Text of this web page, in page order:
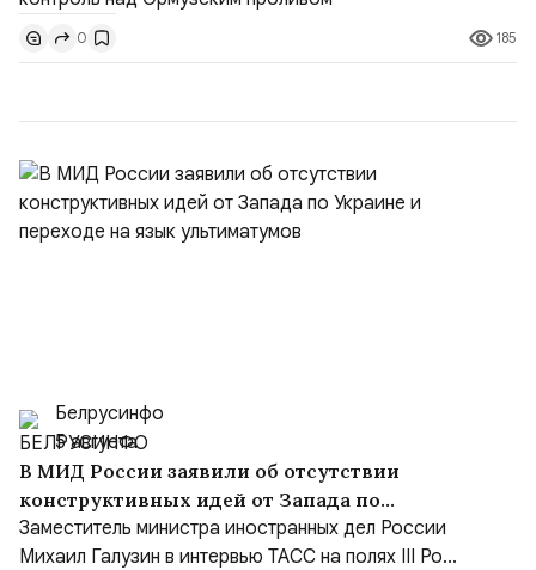
доли контроля (75 на 25). Было: Ранее Иран и Оман
контролировали пролив на паритетных началах —
50/50. Стало: Новое соглашение закрепляет за
0 185
Белрусинфо
5 августа
В МИД России заявили об отсутствии
конструктивных идей от Запада по
Украине и переходе на язык ультиматумов
Заместитель министра иностранных дел России
Михаил Галузин в интервью ТАСС на полях III Ро...